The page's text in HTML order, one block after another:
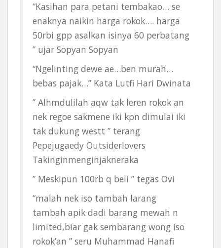
“Kasihan para petani tembakao… se
enaknya naikin harga rokok…. harga
50rbi gpp asalkan isinya 60 perbatang
” ujar Sopyan Sopyan
“Ngelinting dewe ae…ben murah…
bebas pajak…” Kata Lutfi Hari Dwinata
” Alhmdulilah aqw tak leren rokok an
nek regoe sakmene iki kpn dimulai iki
tak dukung westt ” terang
Pepejugaedy Outsiderlovers
Takinginmenginjakneraka
” Meskipun 100rb q beli ” tegas Ovi
“malah nek iso tambah larang
tambah apik dadi barang mewah n
limited,biar gak sembarang wong iso
rokok’an ” seru Muhammad Hanafi